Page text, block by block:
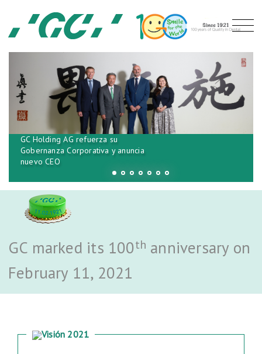
GC Holding AG refuerza su
Gobernanza Corporativa y anuncia
nuevo CEO
GC marked its 100th anniversary on
February 11, 2021
Visión 2021